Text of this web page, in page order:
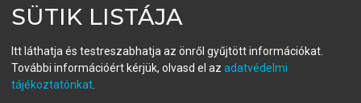
fiókoddal,vagy hozz létre új fiókot.
A regisztráció után apróbaidőszakautomatikusan
SÜTIK LISTÁJA
Itt láthatja és testreszabhatja az önről gyűjtött információkat.
További információért kérjük, olvasd el az adatvédelmi
tájékoztatónkat